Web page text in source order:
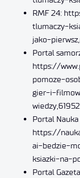
RMF 24:
tlumaczy-
jako-
Portal
https://
pomoze-
gier-i-
Portal
https://
ai-bedzie-
ksiazki-na-
Portal